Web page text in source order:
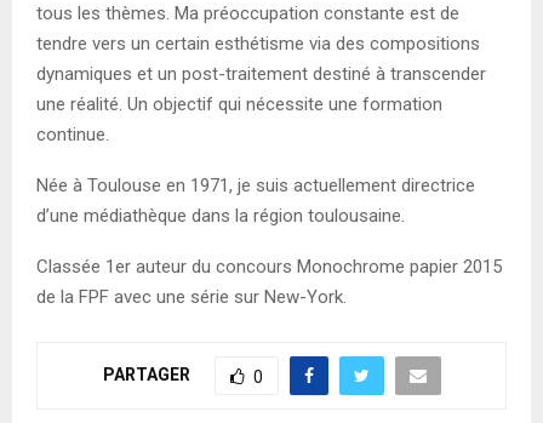
tous les thèmes. Ma préoccupation constante est de
tendre vers un certain esthétisme via des compositions
dynamiques et un post-traitement destiné à transcender
une réalité. Un objectif qui nécessite une formation
continue.
Née à Toulouse en 1971, je suis actuellement directrice
d’une médiathèque dans la région toulousaine.
Classée 1er auteur du concours Monochrome papier 2015
de la FPF avec une série sur New-York.
PARTAGER 0